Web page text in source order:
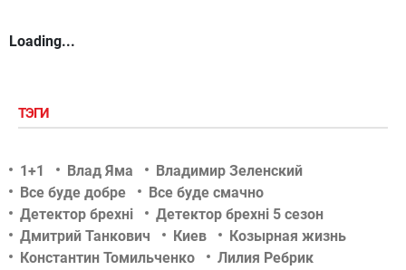
Loading...
ТЭГИ
1+1 Влад Яма
Владимир Зеленский
Все буде добре
Все буде смачно
Детектор брехні
Детектор брехні 5 сезон
Дмитрий Танкович
Киев
Козырная жизнь
Константин Томильченко
Лилия Ребрик